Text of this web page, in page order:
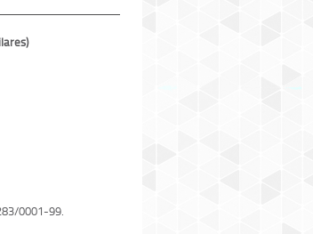
0001-99.